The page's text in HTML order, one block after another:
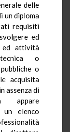
delle
un diploma
requisiti
ed
ed attività
o
o
acquisita
assenza di
appare
un elenco